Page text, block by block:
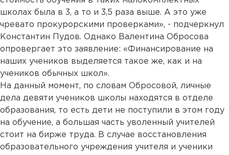
школах была в 3, а то и 3,5 раза выше. А это уже
чревато прокурорскими проверками», - подчеркнул
Константин Пудов. Однако Валентина Обросова
опровергает это заявление: «Финансирование на
наших учеников выделяется такое же, как и на
учеников обычных школ».
На данный момент, по словам Обросовой, личные
дела девяти учеников школы находятся в отделе
образования, то есть дети не поступили в этом году
на обучение, а большая часть уволенный учителей
стоит на бирже труда. В случае восстановления
образовательного учреждения учителя и ученики